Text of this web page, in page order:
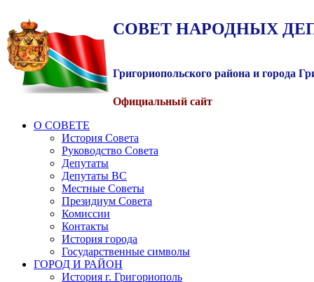
СОВЕТ НАРОДНЫХ
Григориопольского района и города
Официальный сайт
О СОВЕТЕ
История Совета
Руководство Совета
Депутаты
Депутаты ВС
Местные Советы
Президиум Совета
Комиссии
Контакты
История города
Государственные символы
ГОРОД И РАЙОН
История г. Григориополь